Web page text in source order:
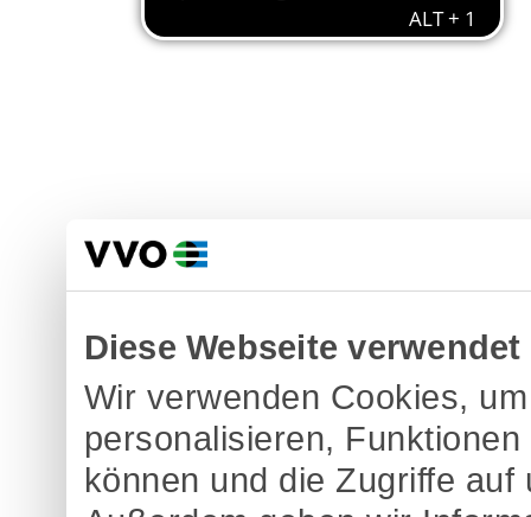
Diese Webseite
Wir verwenden Cookies,
personalisieren,
können und die Zugriffe